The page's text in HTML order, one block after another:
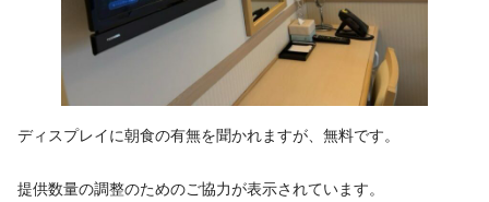
ディスプレイに朝食の有無を聞かれますが、無料です。
提供数量の調整のためのご協力が表示されています。